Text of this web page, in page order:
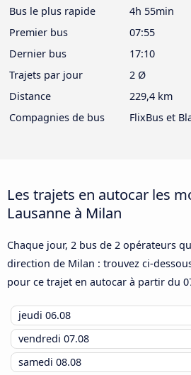
Bus le plus rapide
4h 55min
Premier bus
07:55
Dernier bus
17:10
Trajets par jour
2 Ø
Distance
229,4 km
Compagnies de bus
FlixBus et
Les trajets en autocar les
Lausanne à Milan
Chaque jour, 2 bus de 2 opérateurs
direction de Milan : trouvez ci-
pour ce trajet en autocar à partir du
jeudi 06.08
vendredi 07.08
samedi 08.08